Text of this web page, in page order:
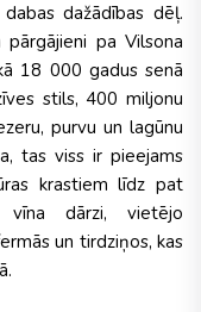
dažādības dēļ.
pa Vilsona
18 000 gadus senā
stils, 400 miljonu
purvu un lagūnu
tas viss ir pieejams
krastiem līdz pat
dārzi, vietējo
un tirdziņos, kas